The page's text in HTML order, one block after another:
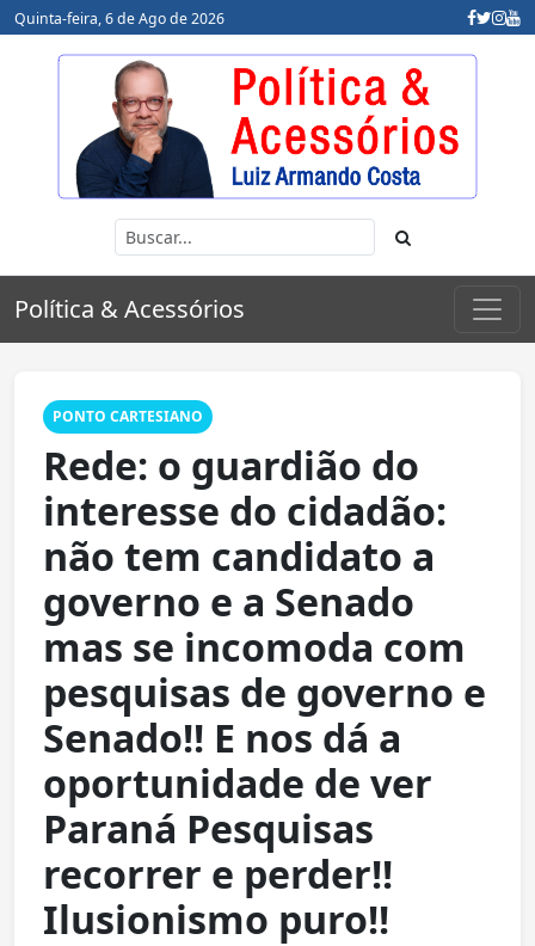
Quinta-feira, 6 de Ago de 2026
Política & Acessórios
PONTO CARTESIANO
Rede: o guardião do
interesse do cidadão:
não tem candidato a
governo e a Senado
mas se incomoda com
pesquisas de governo e
Senado!! E nos dá a
oportunidade de ver
Paraná Pesquisas
recorrer e perder!!
Ilusionismo puro!!